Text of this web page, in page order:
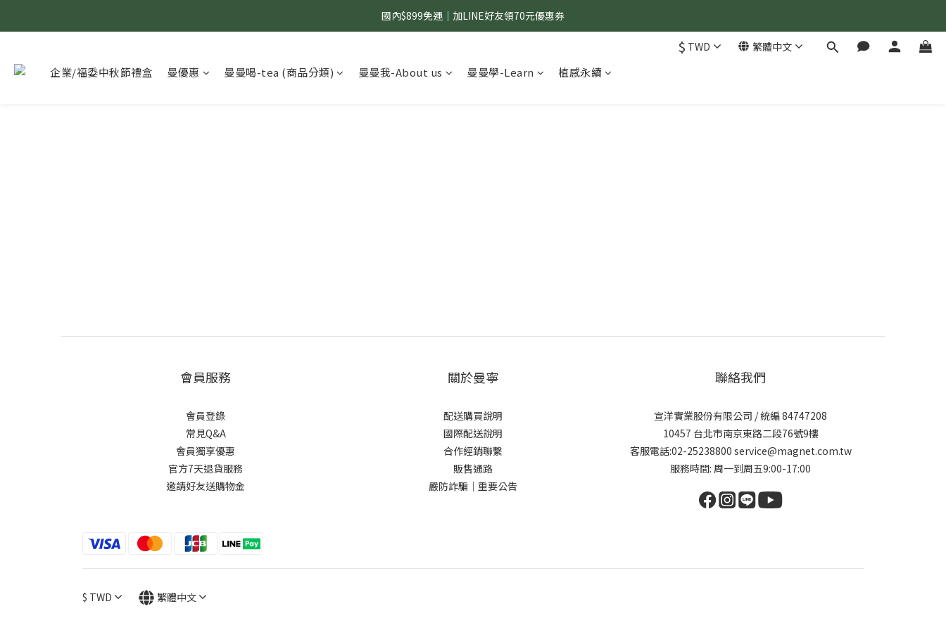
國內$899免運｜加LINE好友領70元優惠券
國內$899免運｜加LINE好友領70元優惠券
國內$899免運｜加LINE好友領70元優惠券
$ TWD 繁體中文
企業/福委中秋節禮盒 曼優惠 曼曼喝-tea (商品分類) 曼曼我-About us 曼曼學-Learn 植感永續
會員服務
會員登錄
常見Q&A
會員獨享優惠
官方7天退貨服務
邀請好友送購物金
關於曼寧
配送購買說明
國際配送說明
合作經銷聯繫
販售通路
嚴防詐騙｜重要公告
聯絡我們
宣洋實業股份有限公司 / 統編 84747208
10457 台北市南京東路二段76號9樓
客服電話:02-25238800 service@magnet.com.tw
服務時間: 周一到周五9:00-17:00
$ TWD 繁體中文